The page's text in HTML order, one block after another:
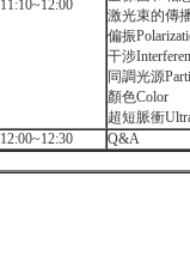
11:10~12:00
激光束的傳
偏振
干涉
同調光源
顏色Color
超短脈衝
12:00~12:30
Q&A